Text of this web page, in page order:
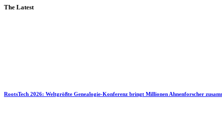
The Latest
RootsTech 2026: Weltgrößte Genealogie-Konferenz bringt Millionen Ahnenforscher